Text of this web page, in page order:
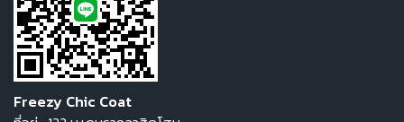
Freezy Chic Coat